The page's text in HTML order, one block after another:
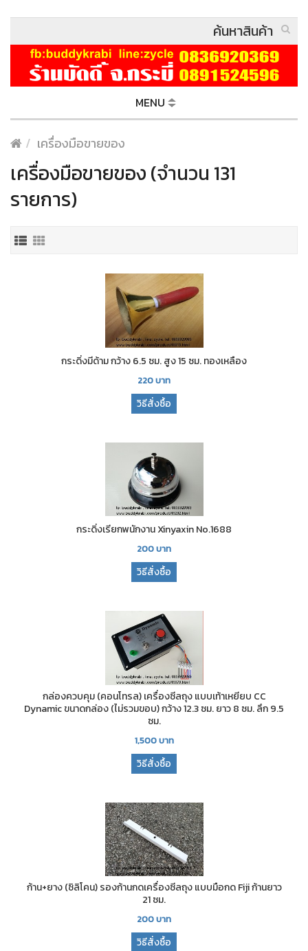
MENU
เครื่องมือขายของ
เครื่องมือขายของ (จำนวน 131
รายการ)
กระดิ่งมีด้าม กว้าง 6.5 ซม. สูง 15 ซม. ทองเหลือง
220บาท
วิธีสั่งซื้อ
กระดิ่งเรียกพนักงาน Xinyaxin No.1688
200บาท
วิธีสั่งซื้อ
กล่องควบคุม (คอนโทรล) เครื่องซีลถุง แบบเท้าเหยียบ CC
Dynamic ขนาดกล่อง (ไม่รวมขอบ) กว้าง 12.3 ซม. ยาว 8 ซม. ลึก 9.5
ซม.
1,500บาท
วิธีสั่งซื้อ
ก้าน+ยาง (ซิลิโคน) รองก้านกดเครื่องซีลถุง แบบมือกด Fiji ก้านยาว
21 ซม.
200บาท
วิธีสั่งซื้อ